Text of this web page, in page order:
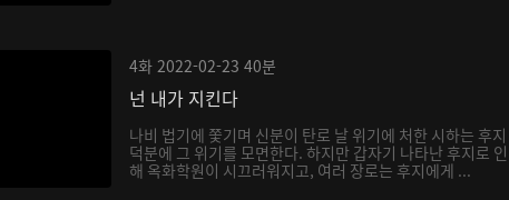
4화 2022-02-23 40분
넌 내가 지킨다
나비 법기에 쫓기며 신분이 탄로 날 위기에 처한 시하는 후지
덕분에 그 위기를 모면한다. 하지만 갑자기 나타난 후지로 인
해 옥화학원이 시끄러워지고, 여러 장로는 후지에게 ...